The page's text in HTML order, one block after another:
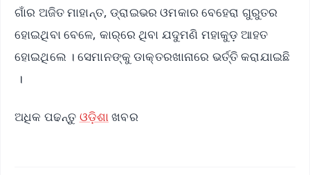
ଗାଁର ଅଜିତ ମାହାନ୍ତ, ଡ୍ରାଇଭର ଓମକାର ବେହେରା ଗୁରୁତର
ହୋଇଥିବା ବେଳେ, କାର୍‌ରେ ଥିବା ଯଦୁମଣି ମହାକୁଡ଼ ଆହତ
ହୋଇଥିଲେ । ସେମାନଙ୍କୁ ଡାକ୍ତରଖାନାରେ ଭର୍ତ୍ତି କରାଯାଇଛି
।
ଅଧିକ ପଢନ୍ତୁ ଓଡ଼ିଶା ଖବର